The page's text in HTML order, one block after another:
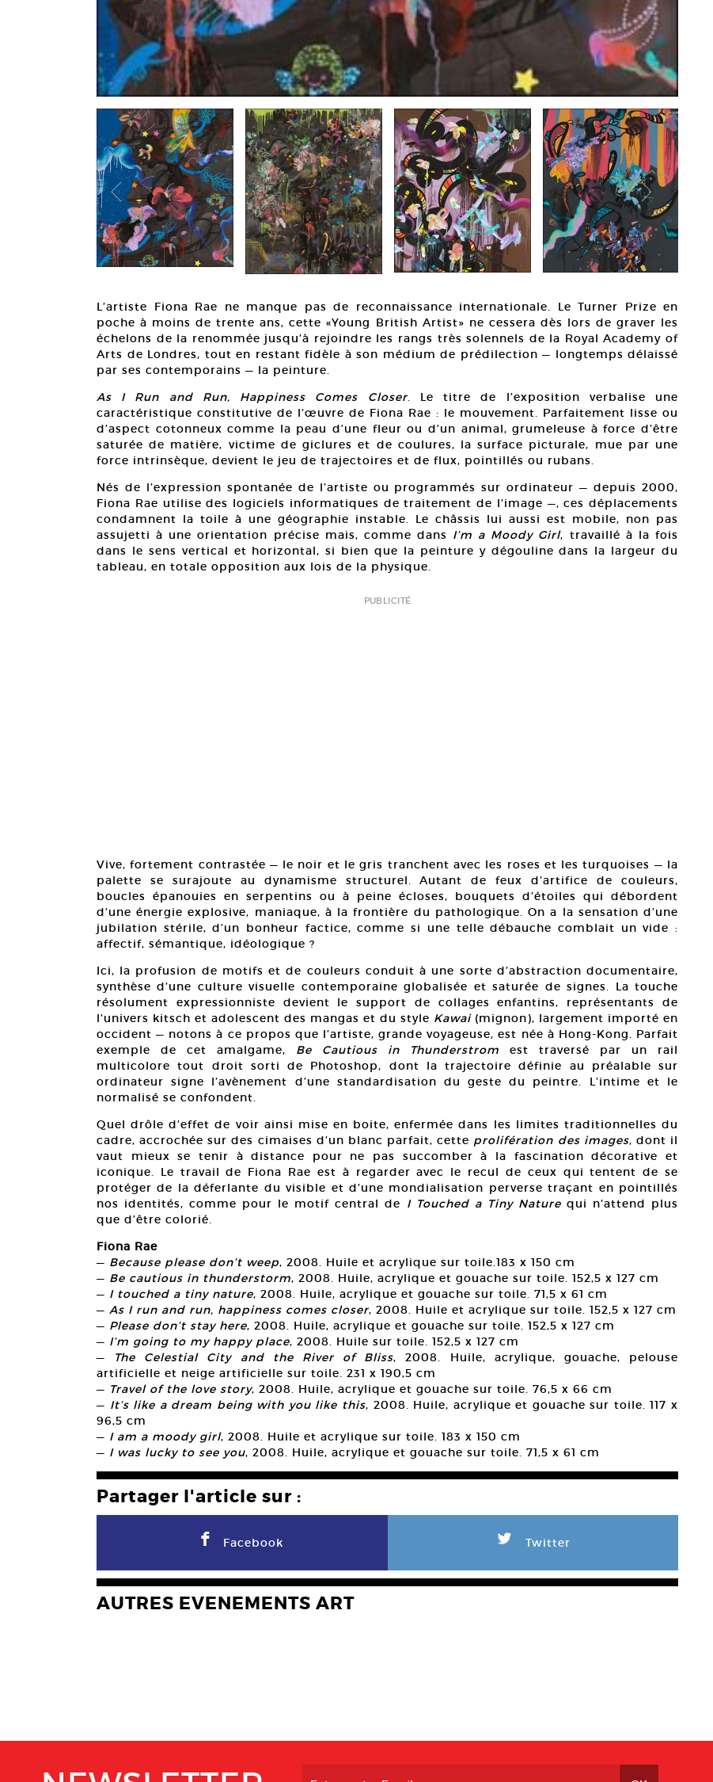
L’artiste Fiona Rae ne manque pas de reconnaissance internationale. Le Turner Prize en
poche à moins de trente ans, cette «Young British Artist» ne cessera dès lors de graver les
échelons de la renommée jusqu’à rejoindre les rangs très solennels de la Royal Academy of
Arts de Londres, tout en restant fidèle à son médium de prédilection — longtemps délaissé
par ses contemporains — la peinture.
As I Run and Run, Happiness Comes Closer. Le titre de l’exposition verbalise une
caractéristique constitutive de l’œuvre de Fiona Rae : le mouvement. Parfaitement lisse ou
d’aspect cotonneux comme la peau d’une fleur ou d’un animal, grumeleuse à force d’être
saturée de matière, victime de giclures et de coulures, la surface picturale, mue par une
force intrinsèque, devient le jeu de trajectoires et de flux, pointillés ou rubans.
Nés de l’expression spontanée de l’artiste ou programmés sur ordinateur — depuis 2000,
Fiona Rae utilise des logiciels informatiques de traitement de l’image —, ces déplacements
condamnent la toile à une géographie instable. Le châssis lui aussi est mobile, non pas
assujetti à une orientation précise mais, comme dans I’m a Moody Girl, travaillé à la fois
dans le sens vertical et horizontal, si bien que la peinture y dégouline dans la largeur du
tableau, en totale opposition aux lois de la physique.
PUBLICITÉ
Vive, fortement contrastée — le noir et le gris tranchent avec les roses et les turquoises — la
palette se surajoute au dynamisme structurel. Autant de feux d’artifice de couleurs,
boucles épanouies en serpentins ou à peine écloses, bouquets d’étoiles qui débordent
d’une énergie explosive, maniaque, à la frontière du pathologique. On a la sensation d’une
jubilation stérile, d’un bonheur factice, comme si une telle débauche comblait un vide :
affectif, sémantique, idéologique ?
Ici, la profusion de motifs et de couleurs conduit à une sorte d’abstraction documentaire,
synthèse d’une culture visuelle contemporaine globalisée et saturée de signes. La touche
résolument expressionniste devient le support de collages enfantins, représentants de
l’univers kitsch et adolescent des mangas et du style Kawai(mignon), largement importé en
occident — notons à ce propos que l’artiste, grande voyageuse, est née à Hong-Kong. Parfait
exemple de cet amalgame, Be Cautious in Thunderstrom est traversé par un rail
multicolore tout droit sorti de Photoshop, dont la trajectoire définie au préalable sur
ordinateur signe l’avènement d’une standardisation du geste du peintre. L’intime et le
normalisé se confondent.
Quel drôle d’effet de voir ainsi mise en boite, enfermée dans les limites traditionnelles du
cadre, accrochée sur des cimaises d’un blanc parfait, cette prolifération des images, dont il
vaut mieux se tenir à distance pour ne pas succomber à la fascination décorative et
iconique. Le travail de Fiona Rae est à regarder avec le recul de ceux qui tentent de se
protéger de la déferlante du visible et d’une mondialisation perverse traçant en pointillés
nos identités, comme pour le motif central de I Touched a Tiny Naturequi n’attend plus
que d’être colorié.
Fiona Rae
— Because please don’t weep, 2008. Huile et acrylique sur toile.183 x 150 cm
— Be cautious in thunderstorm, 2008. Huile, acrylique et gouache sur toile. 152,5 x 127 cm
— I touched a tiny nature, 2008. Huile, acrylique et gouache sur toile. 71,5 x 61 cm
— As I run and run, happiness comes closer, 2008. Huile et acrylique sur toile. 152,5 x 127 cm
— Please don’t stay here, 2008. Huile, acrylique et gouache sur toile. 152,5 x 127 cm
— I’m going to my happy place, 2008. Huile sur toile. 152,5 x 127 cm
—
The Celestial City and the River of Bliss, 2008. Huile, acrylique, gouache, pelouse
artificielle et neige artificielle sur toile. 231 x 190,5 cm
— Travel of the love story, 2008. Huile, acrylique et gouache sur toile. 76,5 x 66 cm
— It’s like a dream being with you like this, 2008. Huile, acrylique et gouache sur toile. 117 x
96,5 cm
— I am a moody girl, 2008. Huile et acrylique sur toile. 183 x 150 cm
— I was lucky to see you, 2008. Huile, acrylique et gouache sur toile. 71,5 x 61 cm
Partager l'article sur :
F Facebook L Twitter
AUTRES EVENEMENTS ART